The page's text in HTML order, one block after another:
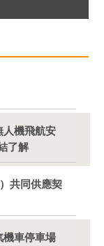
人機飛航安
了解
共同供應契
機車停車場